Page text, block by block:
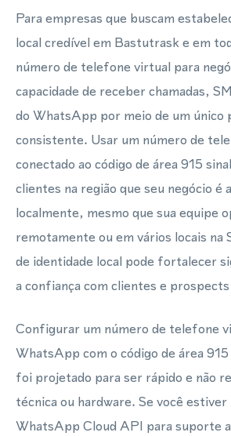
Para empresas que buscam
local credível em Bastutrask e em
número de telefone virtual para
capacidade de receber chamadas,
do WhatsApp por meio de um único
consistente. Usar um número de
conectado ao código de área 915
clientes na região que seu negócio é
localmente, mesmo que sua equipe
remotamente ou em vários locais na
de identidade local pode fortalecer
a confiança com clientes e
Configurar um número de telefone
WhatsApp com o código de área
foi projetado para ser rápido e não
técnica ou hardware. Se você
WhatsApp Cloud API para suporte